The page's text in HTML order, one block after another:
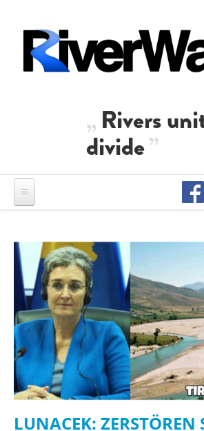
Rivers
divide
LUNACEK: ZERSTÖREN